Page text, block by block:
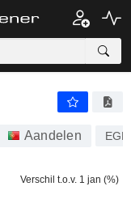
Aandelen EGL
Verschil t.o.v. 1 jan (%)